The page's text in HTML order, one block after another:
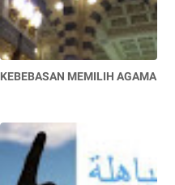
KEBEBASAN MEMILIH AGAMA